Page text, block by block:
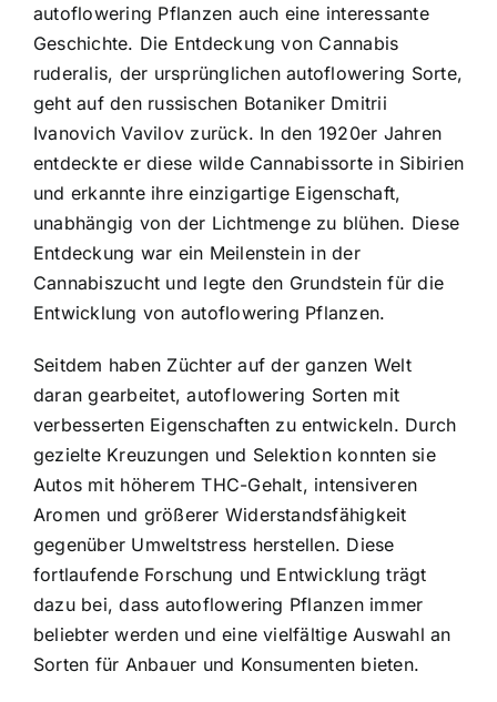
autoflowering Pflanzen auch eine interessante
Geschichte. Die Entdeckung von Cannabis
ruderalis, der ursprünglichen autoflowering Sorte,
geht auf den russischen Botaniker Dmitrii
Ivanovich Vavilov zurück. In den 1920er Jahren
entdeckte er diese wilde Cannabissorte in Sibirien
und erkannte ihre einzigartige Eigenschaft,
unabhängig von der Lichtmenge zu blühen. Diese
Entdeckung war ein Meilenstein in der
Cannabiszucht und legte den Grundstein für die
Entwicklung von autoflowering Pflanzen.
Seitdem haben Züchter auf der ganzen Welt
daran gearbeitet, autoflowering Sorten mit
verbesserten Eigenschaften zu entwickeln. Durch
gezielte Kreuzungen und Selektion konnten sie
Autos mit höherem THC-Gehalt, intensiveren
Aromen und größerer Widerstandsfähigkeit
gegenüber Umweltstress herstellen. Diese
fortlaufende Forschung und Entwicklung trägt
dazu bei, dass autoflowering Pflanzen immer
beliebter werden und eine vielfältige Auswahl an
Sorten für Anbauer und Konsumenten bieten.